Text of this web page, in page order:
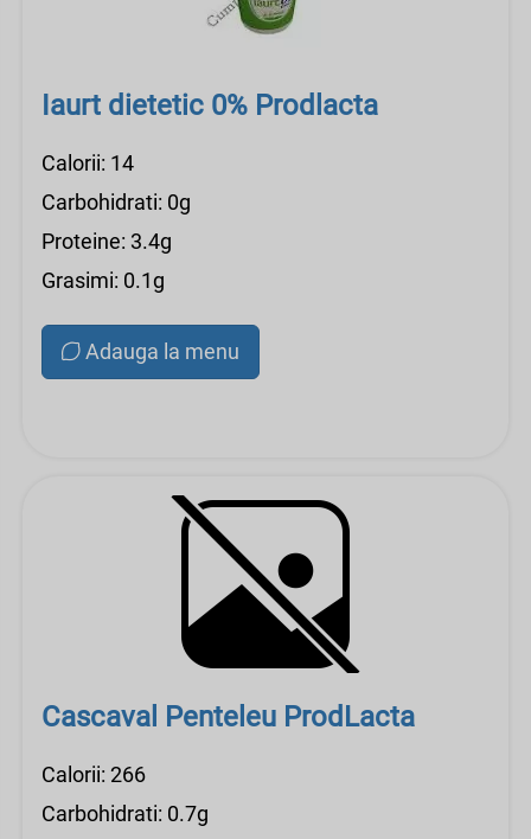
Iaurt dietetic 0% Prodlacta
Calorii: 14
Carbohidrati: 0g
Proteine: 3.4g
Grasimi: 0.1g
Adauga la menu
Cascaval Penteleu ProdLacta
Calorii: 266
Carbohidrati: 0.7g